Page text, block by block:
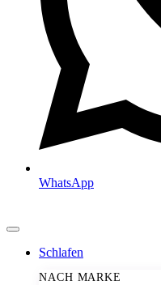
WhatsApp
Schlafen
NACH MARKE